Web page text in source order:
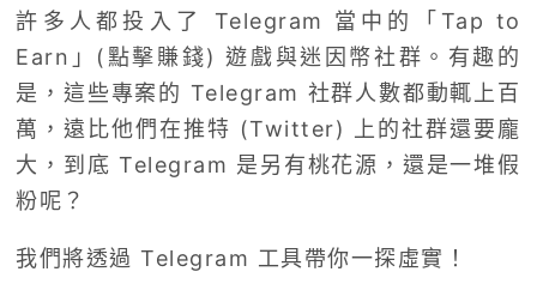
許多人都投入了 Telegram 當中的「Tap to
Earn」(點擊賺錢) 遊戲與迷因幣社群。有趣的
是，這些專案的 Telegram 社群人數都動輒上百
萬，遠比他們在推特 (Twitter) 上的社群還要龐
大，到底 Telegram 是另有桃花源，還是一堆假
粉呢？
我們將透過 Telegram 工具帶你一探虛實！